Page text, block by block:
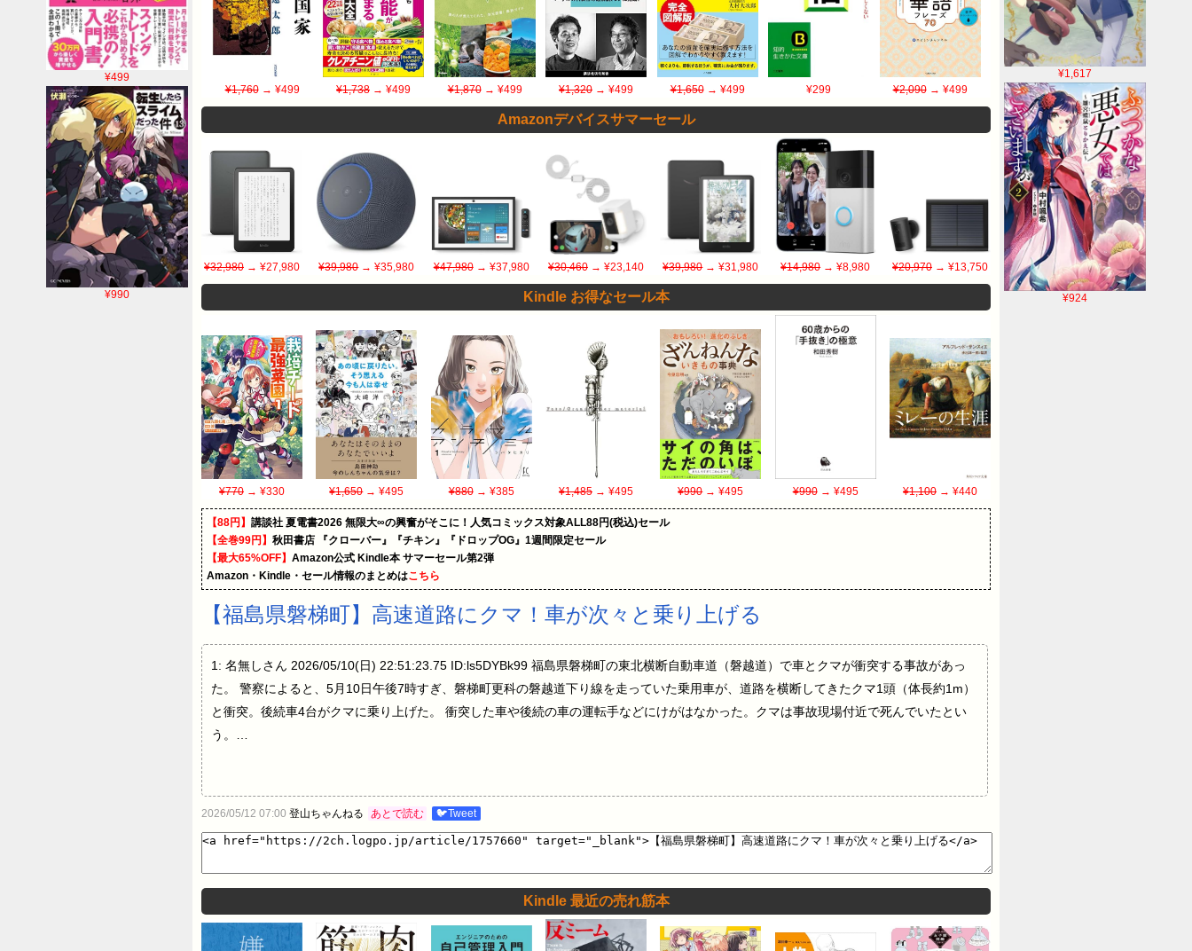
¥1,617
¥924
¥499
¥990
¥1,760→ ¥499 ¥1,738 → ¥499 ¥1,870→ ¥499 ¥1,320 → ¥499 ¥1,650→ ¥499 ¥299 ¥2,090→ ¥499
Amazonデバイスサマーセール
¥32,980 → ¥27,980 ¥39,980→ ¥35,980 ¥47,980→ ¥37,980 ¥30,460→ ¥23,140 ¥39,980→ ¥31,980 ¥14,980→ ¥8,980 ¥20,970→ ¥13,750
Kindle お得なセール本
¥770 → ¥330 ¥1,650→ ¥495 ¥880→ ¥385 ¥1,485→ ¥495 ¥990→ ¥495 ¥990→ ¥495 ¥1,100→ ¥440
【88円】 講談社 夏電書2026 無限大∞の興奮がそこに！人気コミックス対象ALL88円(税込)セール
【全巻99円】 秋田書店 『クローバー』『チキン』『ドロップOG』1週間限定セール
【最大65%OFF】 Amazon公式 Kindle本 サマーセール第2弾
Amazon・Kindle・セール情報のまとめはこちら
【福島県磐梯町】高速道路にクマ！車が次々と乗り上げる
1: 名無しさん 2026/05/10(日) 22:51:23.75 ID:ls5DYBk99 福島県磐梯町の東北横断自動車道（磐越道）で車とクマが衝突する事故があっ
た。 警察によると、5月10日午後7時すぎ、磐梯町更科の磐越道下り線を走っていた乗用車が、道路を横断してきたクマ1頭（体長約1m）
と衝突。後続車4台がクマに乗り上げた。 衝突した車や後続の車の運転手などにけがはなかった。クマは事故現場付近で死んでいたとい
う。…
2026/05/12 07:00 登山ちゃんねる あとで読む 🐦Tweet
Kindle 最近の売れ筋本